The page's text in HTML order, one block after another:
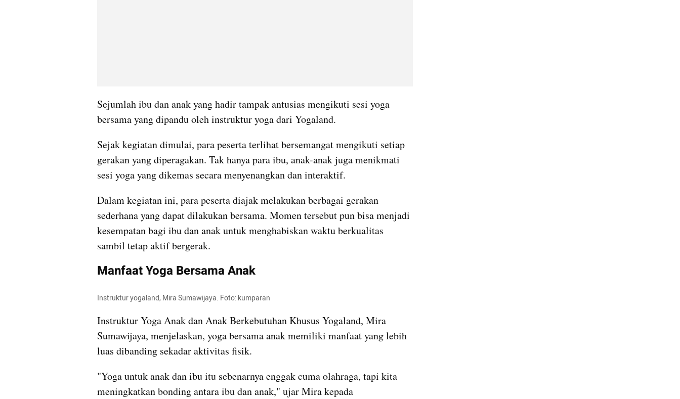
Sejumlah ibu dan anak yang hadir tampak antusias mengikuti sesi yoga
bersama yang dipandu oleh instruktur yoga dari Yogaland.
Sejak kegiatan dimulai, para peserta terlihat bersemangat mengikuti setiap
gerakan yang diperagakan. Tak hanya para ibu, anak-anak juga menikmati
sesi yoga yang dikemas secara menyenangkan dan interaktif.
Dalam kegiatan ini, para peserta diajak melakukan berbagai gerakan
sederhana yang dapat dilakukan bersama. Momen tersebut pun bisa menjadi
kesempatan bagi ibu dan anak untuk menghabiskan waktu berkualitas
sambil tetap aktif bergerak.
Manfaat Yoga Bersama Anak
Instruktur yogaland, Mira Sumawijaya. Foto: kumparan
Instruktur Yoga Anak dan Anak Berkebutuhan Khusus Yogaland, Mira
Sumawijaya, menjelaskan, yoga bersama anak memiliki manfaat yang lebih
luas dibanding sekadar aktivitas fisik.
"Yoga untuk anak dan ibu itu sebenarnya enggak cuma olahraga, tapi kita
meningkatkan bonding antara ibu dan anak," ujar Mira kepada